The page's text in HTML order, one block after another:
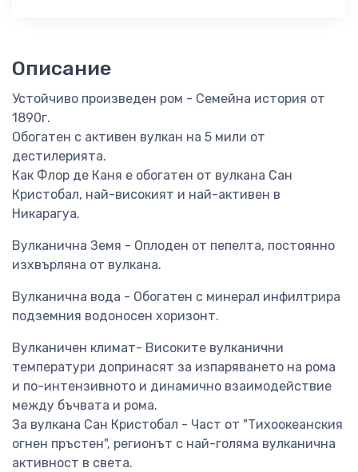
Описание
Устойчиво произведен ром - Семейна история от
1890г.
Обогатен с активен вулкан на 5 мили от
дестилерията.
Как Флор де Каня е обогатен от вулкана Сан
Кристобал, най-високият и най-активен в
Никарагуа.
Вулканична Земя - Оплоден от пепелта, постоянно
изхвърляна от вулкана.
Вулканична вода - Обогатен с минерал инфилтрира
подземния водоносен хоризонт.
Вулканичен климат- Високите вулканични
температури допринасят за изпаряването на рома
и по-интензивното и динамично взаимодействие
между бъчвата и рома.
За вулкана Сан Кристобал - Част от "Тихоокеанския
огнен пръстен", регионът с най-голяма вулканична
активност в света.